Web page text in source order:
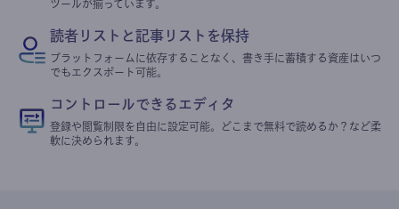
ツールが揃っています。
読者リストと記事リストを保持
プラットフォームに依存することなく、書き手に蓄積する資産はいつ
でもエクスポート可能。
コントロールできるエディタ
登録や閲覧制限を自由に設定可能。どこまで無料で読めるか？など柔
軟に決められます。